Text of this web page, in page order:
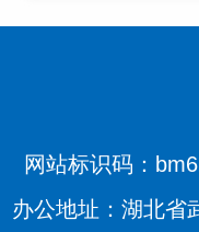
网站标识码：
办公地址：湖北省